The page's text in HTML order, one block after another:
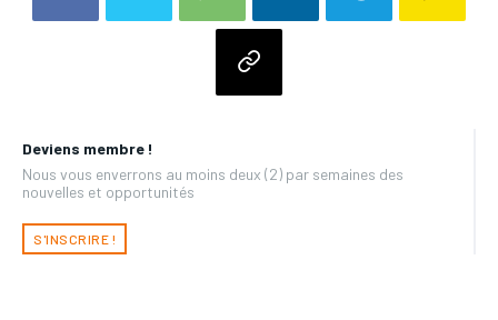
Deviens membre !
Nous vous enverrons au moins deux (2) par semaines des
nouvelles et opportunités
S'INSCRIRE !